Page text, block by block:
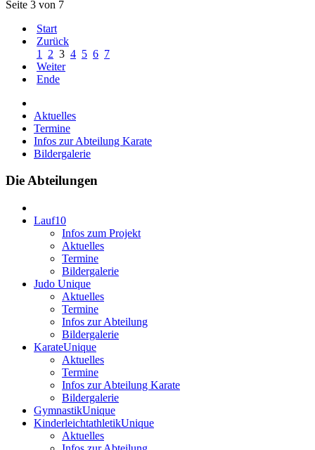
Seite 3 von 7
Start
Zurück
1
2 3 4 5 6 7
Weiter
Ende
Aktuelles
Termine
Infos zur Abteilung Karate
Bildergalerie
Die Abteilungen
Lauf10
Infos zum Projekt
Aktuelles
Termine
Bildergalerie
Judo Unique
Aktuelles
Termine
Infos zur Abteilung
Bildergalerie
KarateUnique
Aktuelles
Termine
Infos zur Abteilung Karate
Bildergalerie
GymnastikUnique
KinderleichtathletikUnique
Aktuelles